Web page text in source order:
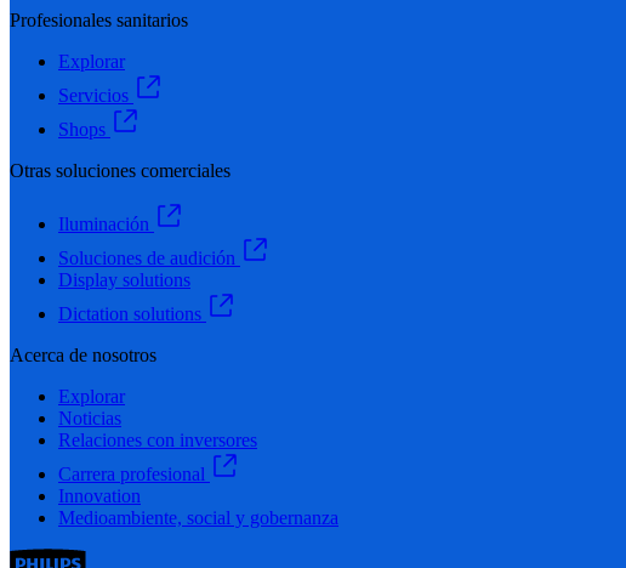
Profesionales sanitarios
Explorar
Servicios
Shops
Otras soluciones comerciales
Iluminación
Soluciones de audición
Display solutions
Dictation solutions
Acerca de nosotros
Explorar
Noticias
Relaciones con inversores
Carrera profesional
Innovation
Medioambiente, social y gobernanza